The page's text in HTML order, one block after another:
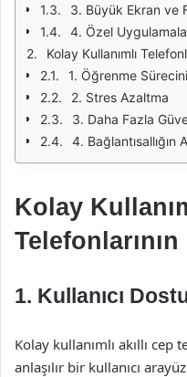
3. Büyük Ekran ve
4. Özel
Kolay Kullanımlı
1. Öğrenme
2. Stres Azaltma
3. Daha Fazla
4. Bağlantısallığın
Kolay
1. Kullanıcı
Kolay kullanımlı akıllı cep
anlaşılır bir kullanıcı